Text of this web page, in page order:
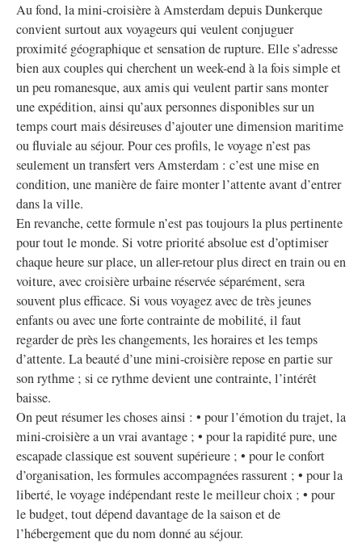
Au fond, la mini-croisière à Amsterdam depuis Dunkerque
convient surtout aux voyageurs qui veulent conjuguer
proximité géographique et sensation de rupture. Elle s’adresse
bien aux couples qui cherchent un week-end à la fois simple et
un peu romanesque, aux amis qui veulent partir sans monter
une expédition, ainsi qu’aux personnes disponibles sur un
temps court mais désireuses d’ajouter une dimension maritime
ou fluviale au séjour. Pour ces profils, le voyage n’est pas
seulement un transfert vers Amsterdam : c’est une mise en
condition, une manière de faire monter l’attente avant d’entrer
dans la ville.
En revanche, cette formule n’est pas toujours la plus pertinente
pour tout le monde. Si votre priorité absolue est d’optimiser
chaque heure sur place, un aller-retour plus direct en train ou en
voiture, avec croisière urbaine réservée séparément, sera
souvent plus efficace. Si vous voyagez avec de très jeunes
enfants ou avec une forte contrainte de mobilité, il faut
regarder de près les changements, les horaires et les temps
d’attente. La beauté d’une mini-croisière repose en partie sur
son rythme ; si ce rythme devient une contrainte, l’intérêt
baisse.
On peut résumer les choses ainsi : • pour l’émotion du trajet, la
mini-croisière a un vrai avantage ; • pour la rapidité pure, une
escapade classique est souvent supérieure ; • pour le confort
d’organisation, les formules accompagnées rassurent ; • pour la
liberté, le voyage indépendant reste le meilleur choix ; • pour
le budget, tout dépend davantage de la saison et de
l’hébergement que du nom donné au séjour.